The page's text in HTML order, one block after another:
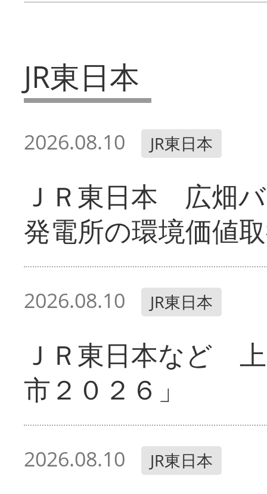
JR東日本
2026.08.10 JR東日本
ＪＲ東日本 広畑
発電所の環境価値
2026.08.10 JR東日本
ＪＲ東日本など
市２０２６」
2026.08.10 JR東日本